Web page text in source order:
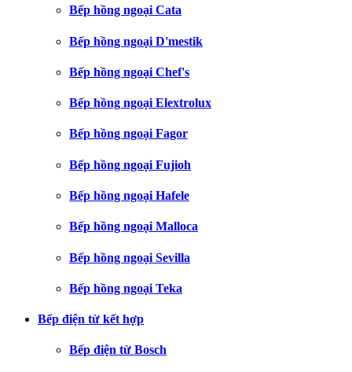
Bếp hồng ngoại Cata
Bếp hồng ngoại D'mestik
Bếp hồng ngoại Chef's
Bếp hồng ngoại Elextrolux
Bếp hồng ngoại Fagor
Bếp hồng ngoại Fujioh
Bếp hồng ngoại Hafele
Bếp hồng ngoại Malloca
Bếp hồng ngoại Sevilla
Bếp hồng ngoại Teka
Bếp điện từ kết hợp
Bếp điện từ Bosch